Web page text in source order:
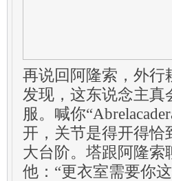
再说回阿隆索，外行
发现，这东说念主
服。喊你
开，关节是得开得恰
大台阶。塔跟阿隆
他：“更衣室需要你